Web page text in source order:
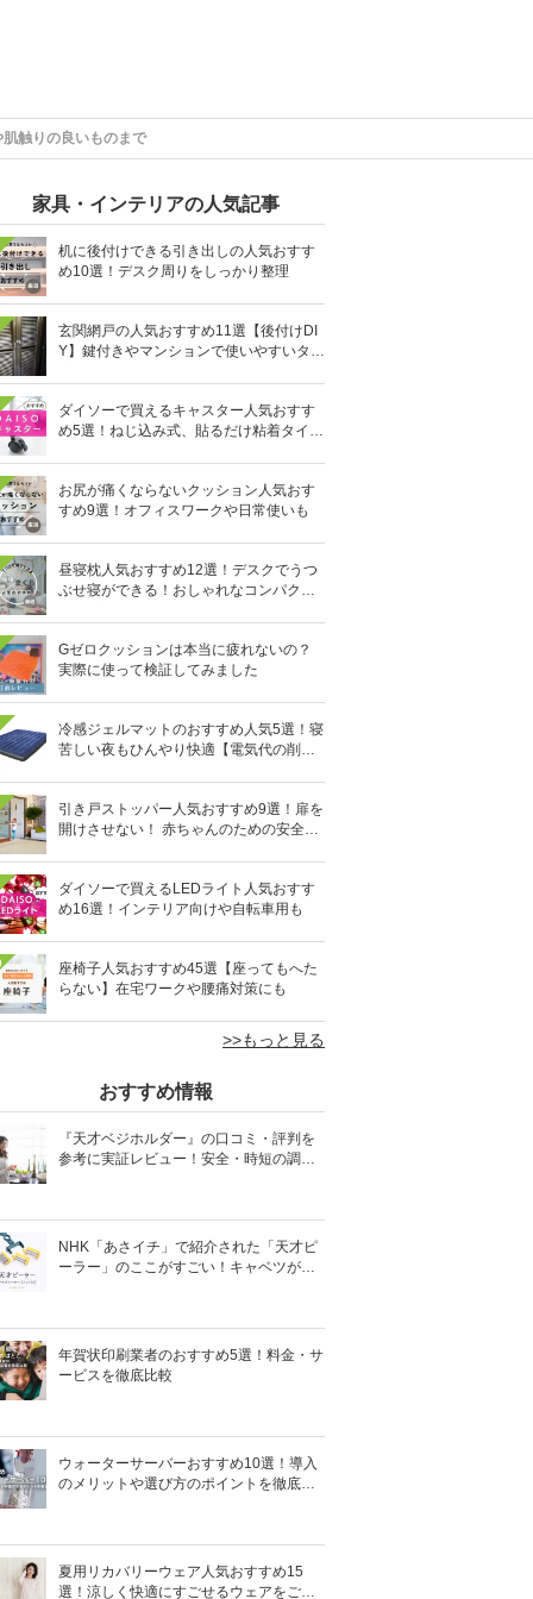
触りの良いものまで
家具・インテリアの人気記事
机に後付けできる引き出しの人気おすす
め10選！デスク周りをしっかり整理
玄関網戸の人気おすすめ11選【後付けDI
Y】鍵付きやマンションで使いやすいタイ
ダイソーで買えるキャスター人気おすす
め5選！ねじ込み式、貼るだけ粘着タイプ
お尻が痛くならないクッション人気おす
すめ9選！オフィスワークや日常使いも
昼寝枕人気おすすめ12選！デスクでうつ
ぶせ寝ができる！おしゃれなコンパクト
Gゼロクッションは本当に疲れないの？
実際に使って検証してみました
冷感ジェルマットのおすすめ人気5選！寝
苦しい夜もひんやり快適【電気代の削減
引き戸ストッパー人気おすすめ9選！扉を
開けさせない！ 赤ちゃんのための安全グ
ダイソーで買えるLEDライト人気おすす
め16選！インテリア向けや自転車用も
座椅子人気おすすめ45選【座ってもへた
らない】在宅ワークや腰痛対策にも
>>もっと見る
おすすめ情報
『天才ベジホルダー』の口コミ・評判を
参考に実証レビュー！安全・時短の調理
NHK「あさイチ」で紹介された「天才ピ
ーラー」のここがすごい！キャベツがほ
年賀状印刷業者のおすすめ5選！料金・サ
ービスを徹底比較
ウォーターサーバーおすすめ10選！導入
のメリットや選び方のポイントを徹底解
夏用リカバリーウェア人気おすすめ15
選！涼しく快適にすごせるウェアをご紹